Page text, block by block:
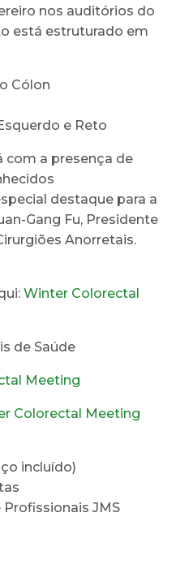
nos auditórios do
está estruturado em
Cólon
e Reto
com a presença de
destaque para a
Gang Fu, Presidente
Anorretais.
Winter Colorectal
de Saúde
Meeting
Colorectal Meeting
incluído)
JMS